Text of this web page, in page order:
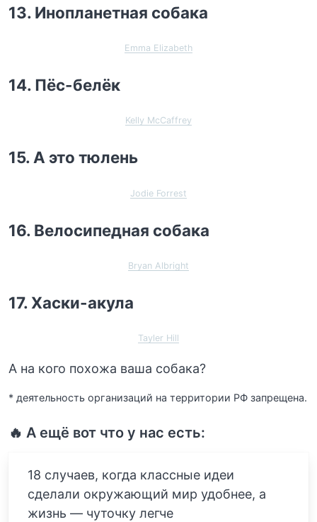
13. Инопланетная собака
Emma Elizabeth
14. Пёс-белёк
Kelly McCaffrey
15. А это тюлень
Jodie Forrest
16. Велосипедная собака
Bryan Albright
17. Хаски-акула
Tayler Hill
А на кого похожа ваша собака?
* деятельность организаций на территории РФ запрещена.
🔥 А ещё вот что у нас есть:
18 случаев, когда классные идеи
сделали окружающий мир удобнее, а
жизнь — чуточку легче